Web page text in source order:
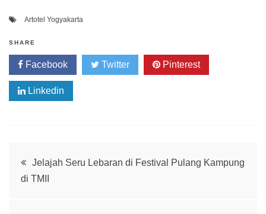
Artotel Yogyakarta
SHARE
Facebook Twitter Pinterest
Linkedin
Post
Jelajah Seru Lebaran di Festival Pulang Kampung
di TMII